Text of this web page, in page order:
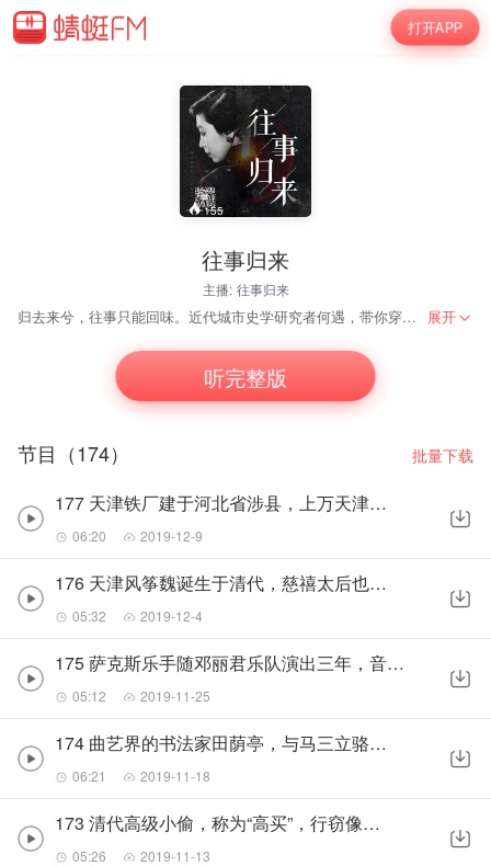
打开APP
155
往事归来
主播: 往事归来
归去来兮，往事只能回味。近代城市史学研究者何遇，带你穿越时空，开启往事之门，解读民国演艺圈，漫谈北洋八卦志，重构80年代记忆拼图。每周一、三更新，想和主播交流，加V :qingtingFM_TJ . 更多精彩内容，关注我们的V X公号：倾听天津（qingtingTJZ）。更多的天津，用听的。 展开
听完整版
节目（174） 批量下载
177 天津铁厂建于河北省涉县，上万天津人迁徙
06:20 2019-12-9
176 天津风筝魏诞生于清代，慈禧太后也来做风筝
05:32 2019-12-4
175 萨克斯乐手随邓丽君乐队演出三年，音乐里就是人生
05:12 2019-11-25
174 曲艺界的书法家田荫亭，与马三立骆玉笙齐名
06:21 2019-11-18
173 清代高级小偷，称为“高买”，行窃像变戏法
05:26 2019-11-13